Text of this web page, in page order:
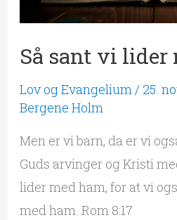
Så sant vi lider
Lov og Evangelium/ 25.
Bergene Holm
Men er vi barn, da er vi
Guds arvinger og Kristi
lider med ham, for at vi
med ham. Rom 8:17